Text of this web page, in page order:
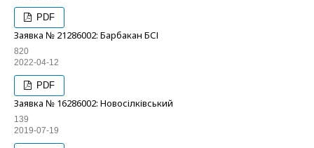
PDF
Заявка № 21286002: Барбакан БСІ
820
2022-04-12
PDF
Заявка № 16286002: Новосілківський
139
2019-07-19